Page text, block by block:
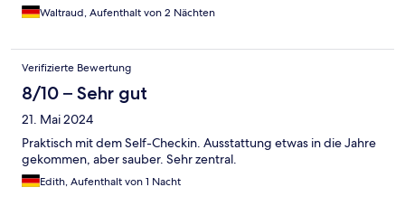
Waltraud, Aufenthalt von 2 Nächten
Verifizierte Bewertung
8/10 – Sehr gut
21. Mai 2024
Praktisch mit dem Self-Checkin. Ausstattung etwas in die Jahre
gekommen, aber sauber. Sehr zentral.
Edith, Aufenthalt von 1 Nacht